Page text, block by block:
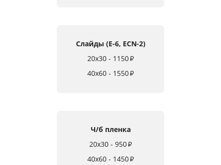
Слайды (E-6, ECN-2)
20x30 - 1150₽
40x60 - 1550₽
Ч/б пленка
20x30 - 950₽
40x60 - 1450₽